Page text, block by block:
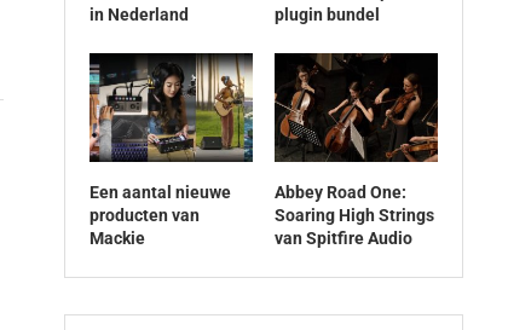
in Nederland
plugin bundel
Een aantal nieuwe
producten van
Mackie
Abbey Road One:
Soaring High Strings
van Spitfire Audio